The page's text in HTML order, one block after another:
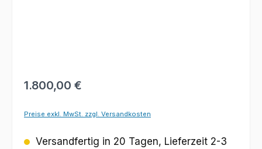
Regulärer Preis:
1.800,00 €
Preise exkl. MwSt. zzgl. Versandkosten
Versandfertig in 20 Tagen, Lieferzeit 2-3